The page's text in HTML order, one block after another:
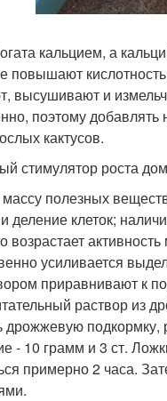
кальцием, а
повышают
и
поэтому
кактусов.
стимулятор роста
полезных
клеток;
возрастает
усиливается
приравнивают к
раствор из
дрожжевую подкормку,
- 10 грамм и 3 ст.
примерно 2 часа.